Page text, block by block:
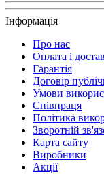
Інформація
Про нас
Оплата і
Гарантія
Договір
Умови
Співпраця
Політика
Зворотній
Карта сайту
Виробники
Акції